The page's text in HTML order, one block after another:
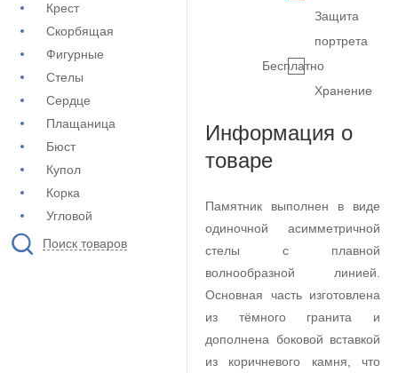
Крест
Скорбящая
Фигурные
Стелы
Сердце
Плащаница
Бюст
Купол
Корка
Угловой
Поиск товаров
Защита
портрета
Бесплатно
Хранение
Информация о
товаре
Памятник выполнен в виде
одиночной асимметричной
стелы с плавной
волнообразной линией.
Основная часть изготовлена
из тёмного гранита и
дополнена боковой вставкой
из коричневого камня, что